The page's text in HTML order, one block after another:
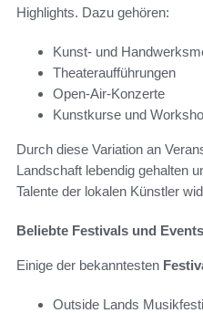
Highlights. Dazu gehören:
Kunst- und
Theateraufführungen
Open-Air-Konzerte
Kunstkurse und
Durch diese Variation an
Landschaft lebendig gehalten
Talente der lokalen Künstler
Beliebte Festivals und Events
Einige der bekanntesten
Outside Lands